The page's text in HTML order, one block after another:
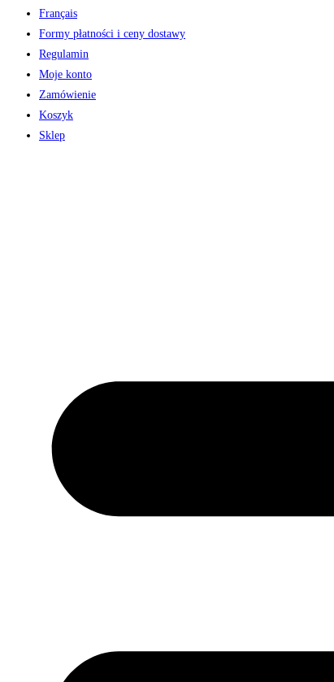
Français
Formy płatności i ceny dostawy
Regulamin
Moje konto
Zamówienie
Koszyk
Sklep